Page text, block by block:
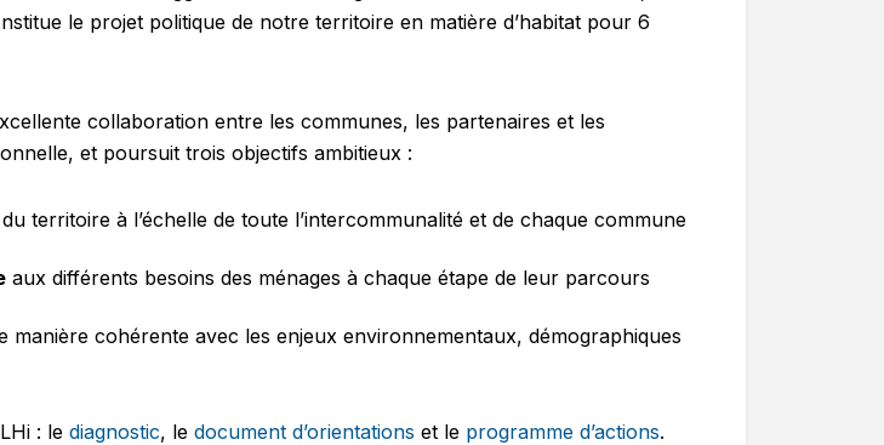
le projet politique de notre territoire en matière d’habitat pour 6
collaboration entre les communes, les partenaires et les
et poursuit trois objectifs ambitieux :
du territoire à l’échelle de toute l’intercommunalité et de chaque commune
aux différents besoins des ménages à chaque étape de leur parcours
manière cohérente avec les enjeux environnementaux, démographiques
: le diagnostic, le document d’orientations et le programme d’actions.